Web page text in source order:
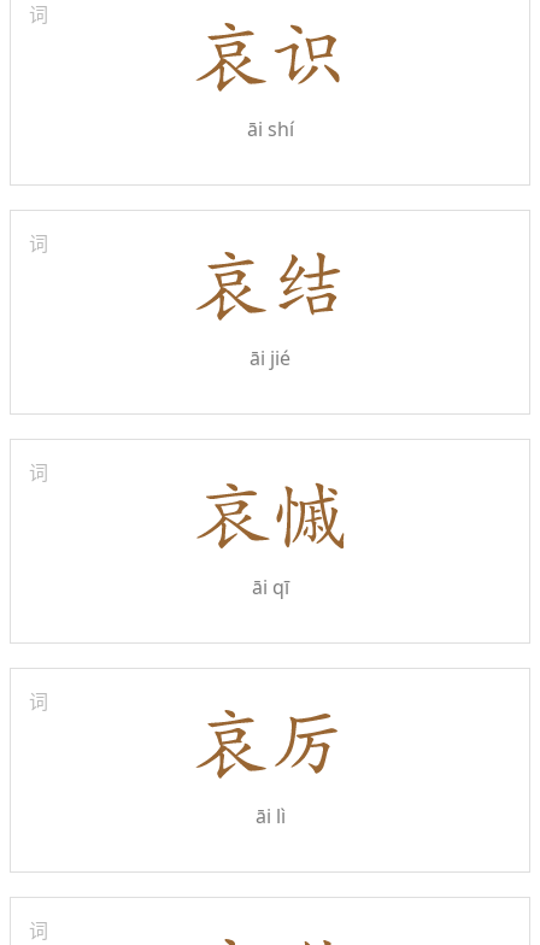
词
āi shí
词
āi jié
词
āi qī
词
āi lì
词